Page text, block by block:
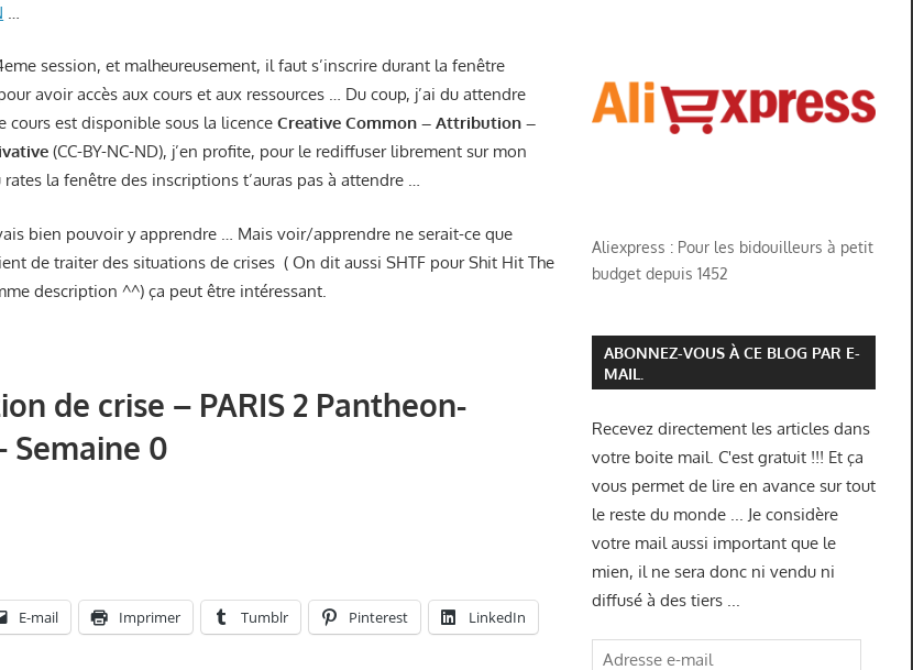
session, et malheureusement, il faut s’inscrire durant la fenêtre
avoir accès aux cours et aux ressources … Du coup, j’ai du attendre
cours est disponible sous la licenceCreative Common – Attribution –
(CC-BY-NC-ND), j’en profite, pour le rediffuser librement sur mon
la fenêtre des inscriptions t’auras pas à attendre …
bien pouvoir y apprendre … Mais voir/apprendre ne serait-ce que
de traiter des situations de crises ( On dit aussi SHTF pour Shit Hit The
description ^^) ça peut être intéressant.
de crise – PARIS 2 Pantheon-
Semaine 0
E-mail Imprimer Tumblr Pinterest LinkedIn
Aliexpress : Pour les bidouilleurs à petit
budget depuis 1452
ABONNEZ-VOUS À CE BLOG PAR E-
MAIL.
Recevez directement les articles dans
votre boite mail. C'est gratuit !!! Et ça
vous permet de lire en avance sur tout
le reste du monde ... Je considère
votre mail aussi important que le
mien, il ne sera donc ni vendu ni
diffusé à des tiers ...
Adresse